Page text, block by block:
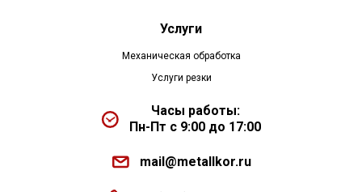
Услуги
Механическая обработка
Услуги резки
Часы работы:
Пн-Пт с 9:00 до 17:00
mail@metallkor.ru